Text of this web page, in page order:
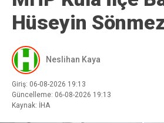
Hüseyin
Neslihan Kaya
Giriş: 06-08-2026 19:13
Güncelleme: 06-08-2026 19:13
Kaynak: İHA